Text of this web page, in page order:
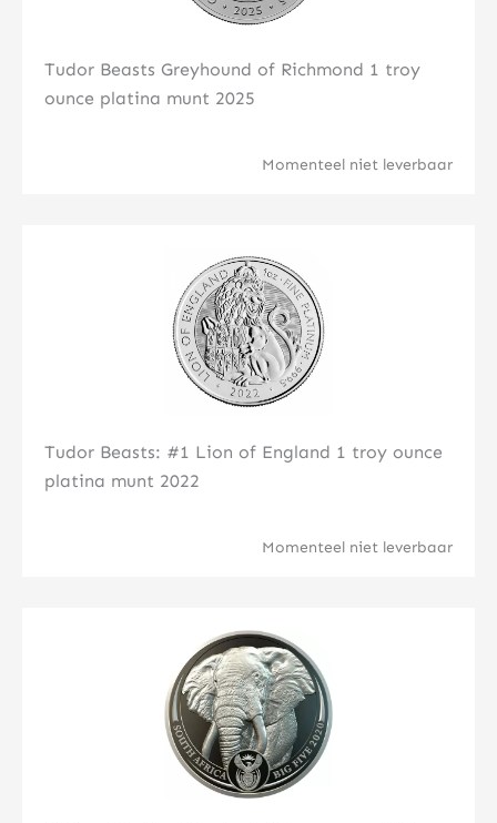
Tudor Beasts Greyhound of Richmond 1 troy
ounce platina munt 2025
Momenteel niet leverbaar
Tudor Beasts: #1 Lion of England 1 troy ounce
platina munt 2022
Momenteel niet leverbaar
Klik hier
Klik hier